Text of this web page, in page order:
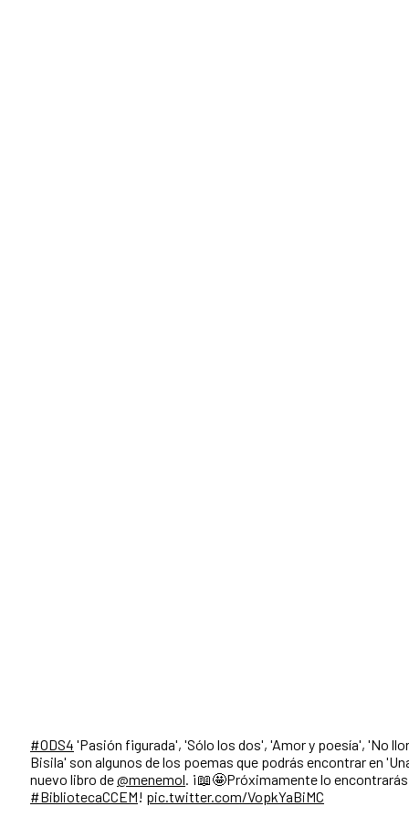
#ODS4 'Pasión figurada', 'Sólo los dos', 'Amor y poesía', 'No
Bisila' son algunos de los poemas que podrás encontrar en
nuevo libro de@menemol. ¡📖🤩Próximamente lo encontrarás
#BibliotecaCCEM! pic.twitter.com/VopkYaBiMC